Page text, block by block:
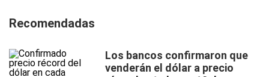
Recomendadas
Los bancos confirmaron que
venderán el dólar a precio